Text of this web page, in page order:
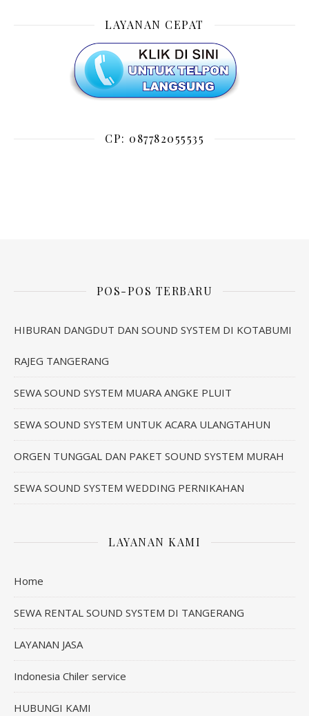
LAYANAN CEPAT
CP: 087782055535
POS-POS TERBARU
HIBURAN DANGDUT DAN SOUND SYSTEM DI KOTABUMI
RAJEG TANGERANG
SEWA SOUND SYSTEM MUARA ANGKE PLUIT
SEWA SOUND SYSTEM UNTUK ACARA ULANGTAHUN
ORGEN TUNGGAL DAN PAKET SOUND SYSTEM MURAH
SEWA SOUND SYSTEM WEDDING PERNIKAHAN
LAYANAN KAMI
Home
SEWA RENTAL SOUND SYSTEM DI TANGERANG
LAYANAN JASA
Indonesia Chiler service
HUBUNGI KAMI